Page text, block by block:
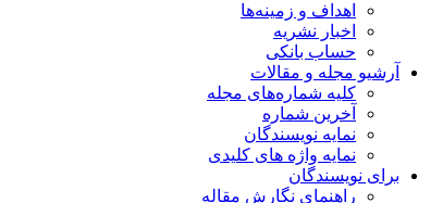
اهداف و زمینه‌ها
اخبار نشریه
حساب بانکی
آرشیو مجله و مقالات
کلیه شماره‌های مجله
آخرین شماره
نمایه نویسندگان
نمایه واژه های کلیدی
برای نویسندگان
راهنمای نگارش مقاله